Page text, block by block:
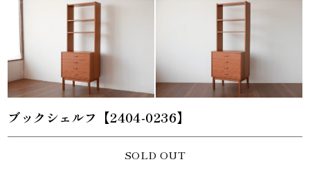
ブックシェルフ【2404-0236】
SOLD OUT